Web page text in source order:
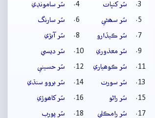
سُر کنڀات
سُر سامونڊي
سُر سھڻي
سُر سارنگ
سُر ڪيڏارو
سُر آبڙي
سُر معذوري
سُر ديسي
سُر ڪوھياري
سُر حسيني
سُر سورٺ
سُر بروو سنڌي
سُر راڻو
سُر کاھوڙي
سُر رامڪلي
سُر پورب